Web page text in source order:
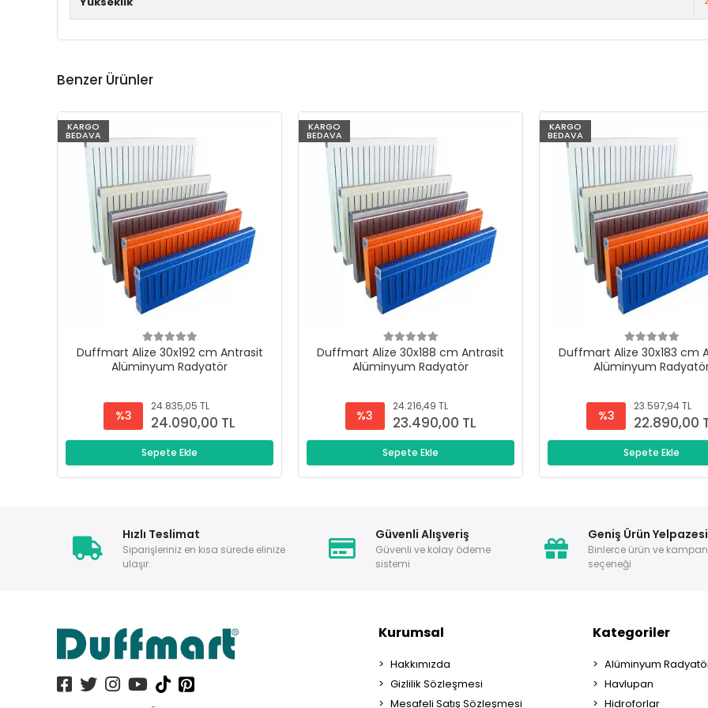
Benzer Ürünler
KARGO
BEDAVA
Duffmart Alize 30x192 cm Antrasit
Alüminyum Radyatör
%3
24.835,05 TL
24.090,00 TL
Sepete Ekle
KARGO
BEDAVA
Duffmart Alize 30x188 cm Antrasit
Alüminyum Radyatör
%3
24.216,49 TL
23.490,00 TL
Sepete Ekle
KARGO
BEDAVA
Duffmart Alize 30x183 cm
Alüminyum
%3
23.597,94 TL
22.890,00
Sepete Ekle
Hızlı Teslimat
Siparişleriniz en kısa sürede elinize
ulaşır.
Güvenli Alışveriş
Güvenli ve kolay ödeme
sistemi
Geniş Ürün Yelpazesi
Binlerce ürün ve
seçeneği
Kurumsal
Hakkımızda
Gizlilik Sözleşmesi
Mesafeli Satış Sözleşmesi
Kategoriler
Alüminyum
Havlupan
Hidroforlar